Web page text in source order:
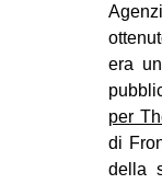
era
per
di
della